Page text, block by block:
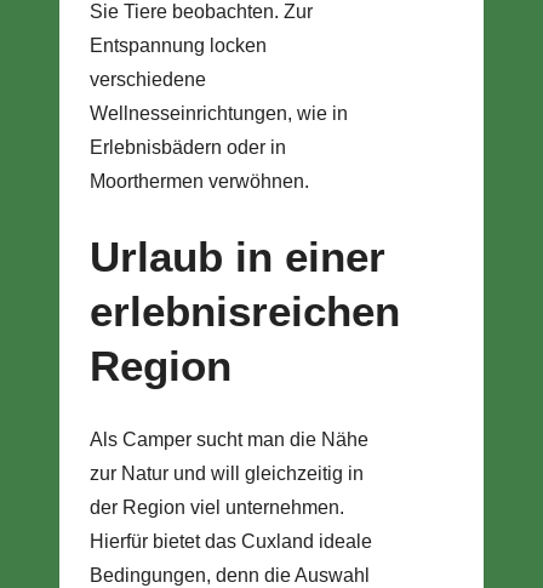
Sie Tiere beobachten. Zur
Entspannung locken
verschiedene
Wellnesseinrichtungen, wie in
Erlebnisbädern oder in
Moorthermen verwöhnen.
Urlaub in einer
erlebnisreichen
Region
Als Camper sucht man die Nähe
zur Natur und will gleichzeitig in
der Region viel unternehmen.
Hierfür bietet das Cuxland ideale
Bedingungen, denn die Auswahl